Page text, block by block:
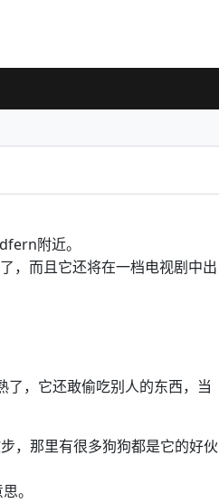
附近。
，而且它还将在一档电视剧中出
了，它还敢偷吃别人的东西，当
，那里有很多狗狗都是它的好伙
。